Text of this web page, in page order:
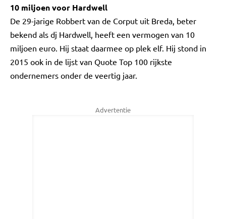
10 miljoen voor Hardwell
De 29-jarige Robbert van de Corput uit Breda, beter
bekend als dj Hardwell, heeft een vermogen van 10
miljoen euro. Hij staat daarmee op plek elf. Hij stond in
2015 ook in de lijst van Quote Top 100 rijkste
ondernemers onder de veertig jaar.
Advertentie